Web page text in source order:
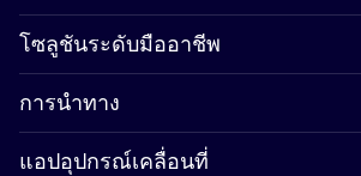
โซลูชันระดับมืออาชีพ
การนำทาง
แอปอุปกรณ์เคลื่อนที่